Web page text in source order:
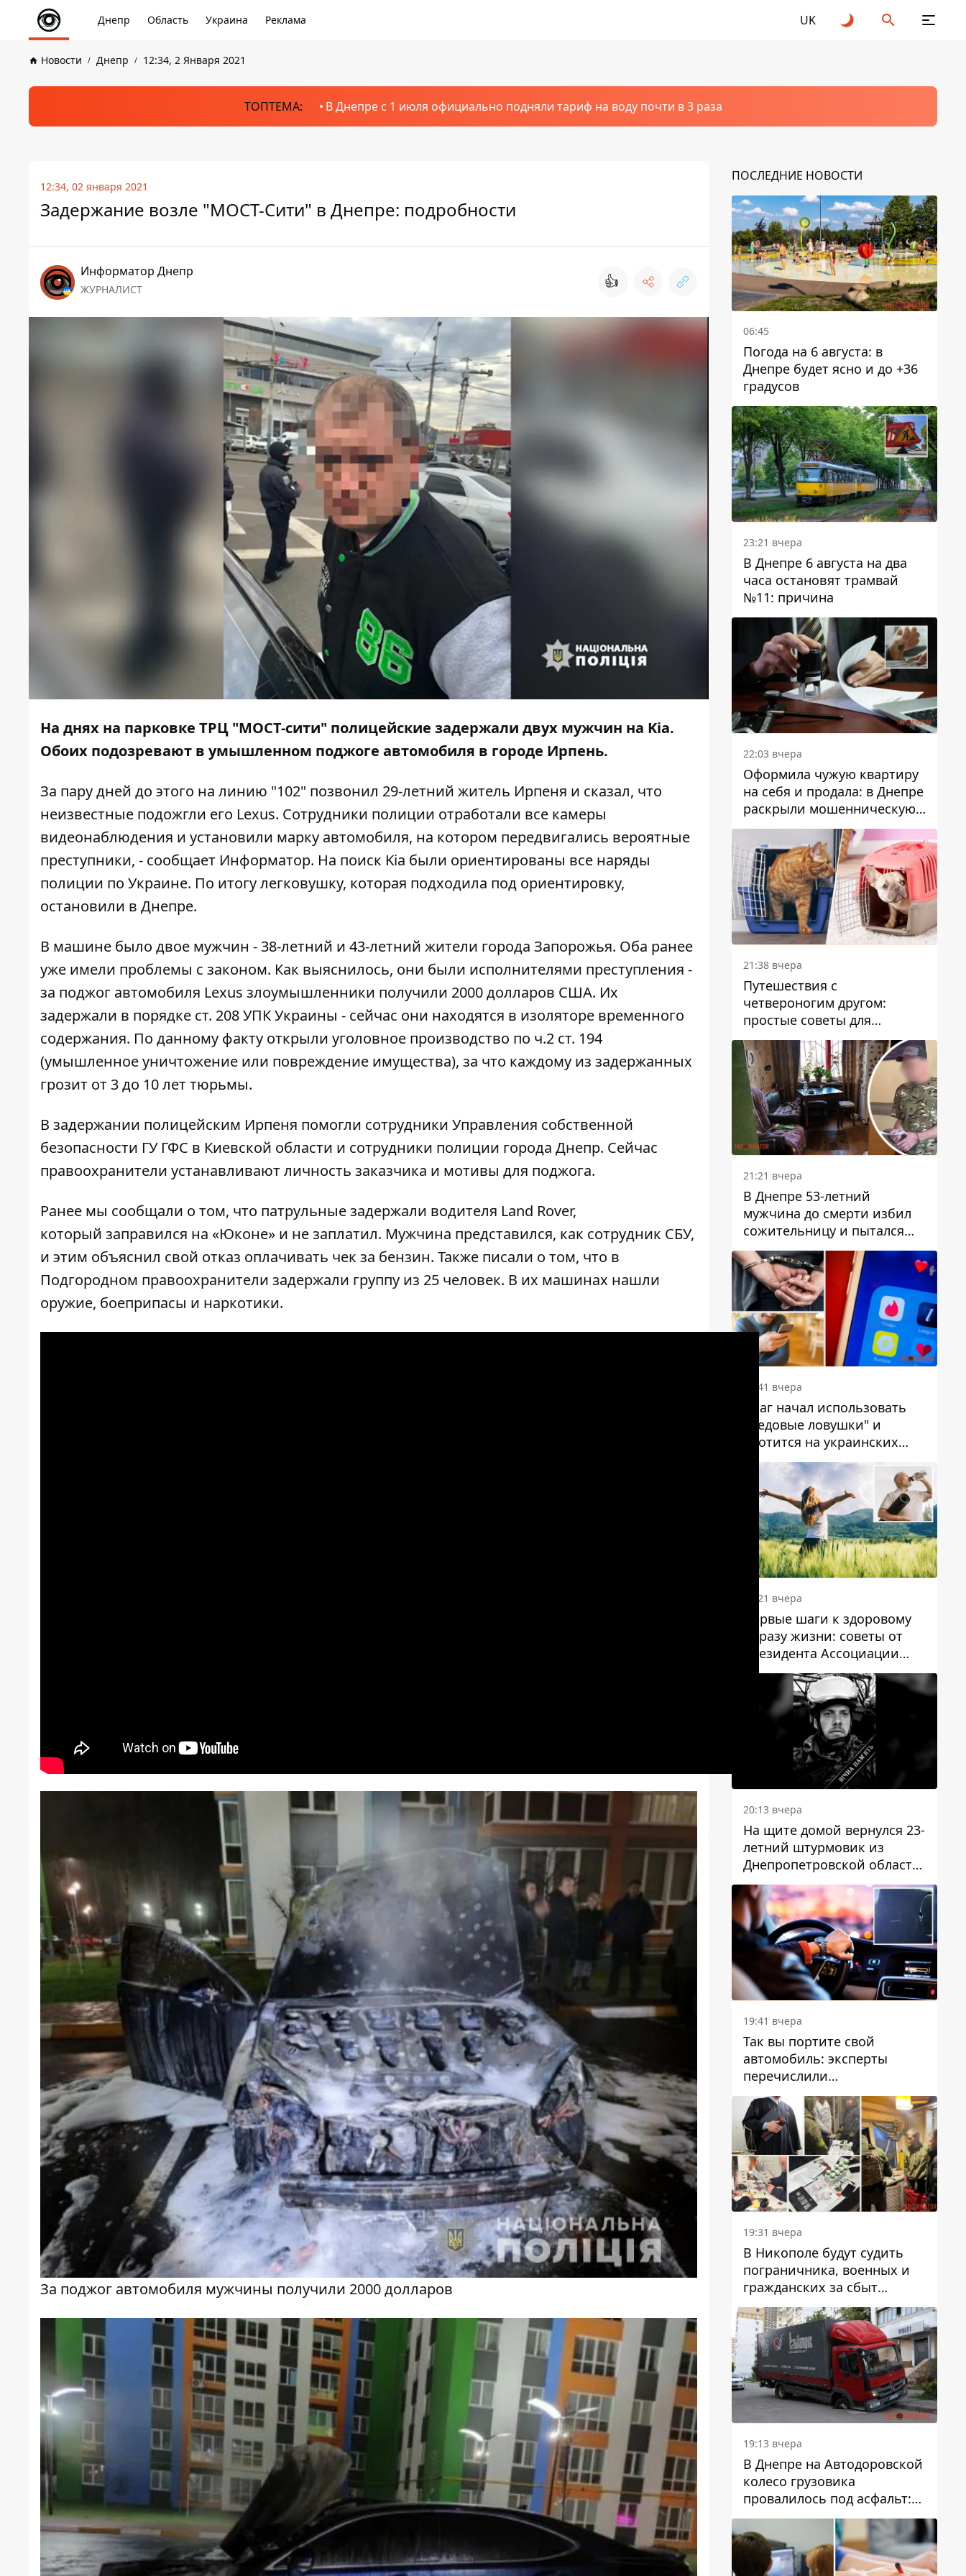
Днепр Область Украина Реклама UK
Новости Днепр 12:34, 2 Января 2021
ТОПТЕМА: В Днепре с 1 июля официально подняли тариф на воду почти в 3 раза
12:34, 02 января 2021
Задержание возле "МОСТ-Сити" в Днепре: подробности
Информатор Днепр
ЖУРНАЛИСТ 👍
На днях на парковке ТРЦ "МОСТ-сити" полицейские задержали двух мужчин на Kia.
Обоих подозревают в умышленном поджоге автомобиля в городе Ирпень.
За пару дней до этого на линию "102" позвонил 29-летний житель Ирпеня и сказал, что
неизвестные подожгли его Lexus. Сотрудники полиции отработали все камеры
видеонаблюдения и установили марку автомобиля, на котором передвигались вероятные
преступники, - сообщает Информатор. На поиск Kia были ориентированы все наряды
полиции по Украине. По итогу легковушку, которая подходила под ориентировку,
остановили в Днепре.
В машине было двое мужчин - 38-летний и 43-летний жители города Запорожья. Оба ранее
уже имели проблемы с законом. Как выяснилось, они были исполнителями преступления -
за поджог автомобиля Lexus злоумышленники получили 2000 долларов США. Их
задержали в порядке ст. 208 УПК Украины - сейчас они находятся в изоляторе временного
содержания. По данному факту открыли уголовное производство по ч.2 ст. 194
(умышленное уничтожение или повреждение имущества), за что каждому из задержанных
грозит от 3 до 10 лет тюрьмы.
В задержании полицейским Ирпеня помогли сотрудники Управления собственной
безопасности ГУ ГФС в Киевской области и сотрудники полиции города Днепр. Сейчас
правоохранители устанавливают личность заказчика и мотивы для поджога.
Ранее мы сообщали о том, что патрульные задержали водителя Land Rover,
который заправился на «Юконе» и не заплатил. Мужчина представился, как сотрудник СБУ,
и этим объяснил свой отказ оплачивать чек за бензин. Также писали о том, что в
Подгородном правоохранители задержали группу из 25 человек. В их машинах нашли
оружие, боеприпасы и наркотики.
За поджог автомобиля мужчины получили 2000 долларов
ПОСЛЕДНИЕ НОВОСТИ
06:45
Погода на 6 августа: в
Днепре будет ясно и до +36
градусов
23:21 вчера
В Днепре 6 августа на два
часа остановят трамвай
№11: причина
22:03 вчера
Оформила чужую квартиру
на себя и продала: в Днепре
раскрыли мошенническую
схему с недвижимостью
21:38 вчера
Путешествия с
четвероногим другом:
простые советы для
поездок с животными
21:21 вчера
В Днепре 53-летний
мужчина до смерти избил
сожительницу и пытался
скрыть преступление:
детали
20:41 вчера
Враг начал использовать
"медовые ловушки" и
охотится на украинских
военнослужащих
20:21 вчера
Первые шаги к здоровому
образу жизни: советы от
президента Ассоциации
диетологов Украины
20:13 вчера
На щите домой вернулся 23-
летний штурмовик из
Днепропетровской области
Богдан Бескровный
19:41 вчера
Так вы портите свой
автомобиль: эксперты
перечислили
распространенные
привычки водителей,
которые на самом деле
вредят машине
19:31 вчера
В Никополе будут судить
пограничника, военных и
гражданских за сбыт
психотропов
19:13 вчера
В Днепре на Автодоровской
колесо грузовика
провалилось под асфальт:
движение заблокировано